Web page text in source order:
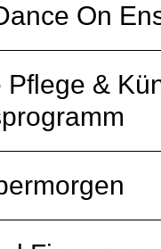
On
&